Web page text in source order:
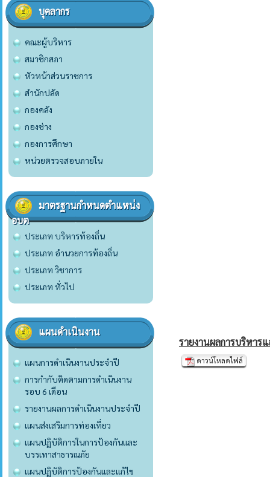
บุคลากร
คณะผู้บริหาร
สมาชิกสภา
หัวหน้าส่วนราชการ
สำนักปลัด
กองคลัง
กองช่าง
กองการศึกษา
หน่วยตรวจสอบภายใน
มาตรฐานกำหนดตำแหน่ง
อบต
ประเภท บริหารท้องถิ่น
ประเภท อำนวยการท้องถิ่น
ประเภท วิชาการ
ประเภท ทั่วไป
แผนดำเนินงาน
แผนการดำเนินงานประจำปี
การกำกับติดตามการดำเนินงาน
รอบ 6 เดือน
รายงานผลการดำเนินงานประจำปี
แผนส่งเสริมการท่องเที่ยว
แผนปฏิบัติการในการป้องกันและ
บรรเทาสาธารณภัย
แผนปฏิบัติการป้องกันและแก้ไข
รายงานผลการบริหา
ดาวน์โหลดไฟล์